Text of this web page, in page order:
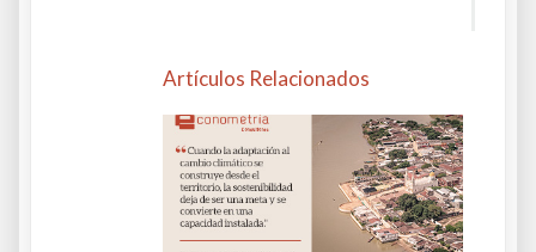
Artículos Relacionados